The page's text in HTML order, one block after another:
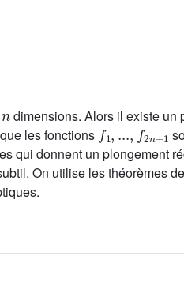
n
dimensions. Alors il existe un
les fonctions
f1,...,f2n+1
qui donnent un plongement
On utilise les théorèmes